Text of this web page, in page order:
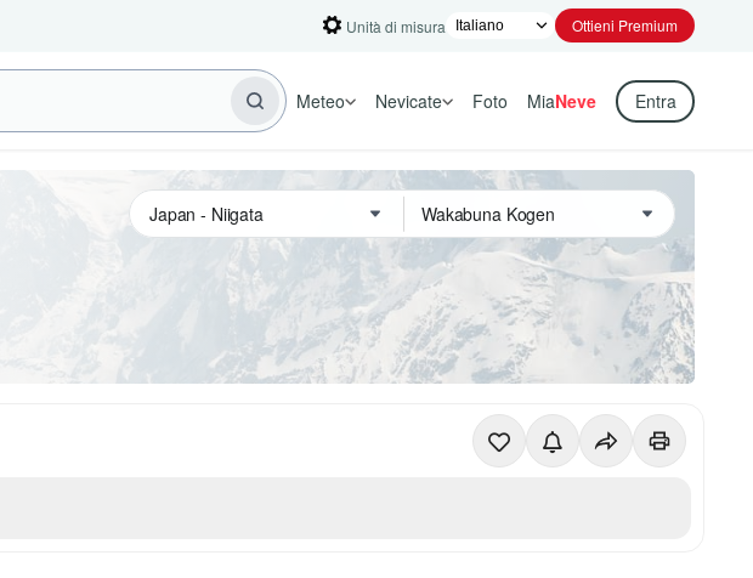
Unità di misura Ottieni Premium
Meteo Nevicate Foto MiaNeve Entra